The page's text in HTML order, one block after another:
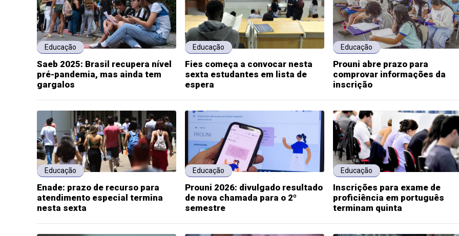
Educação
Saeb 2025: Brasil recupera nível
pré-pandemia, mas ainda tem
gargalos
Educação
Fies começa a convocar nesta
sexta estudantes em lista de
espera
Educação
Prouni abre prazo para
comprovar informações da
inscrição
Educação
Enade: prazo de recurso para
atendimento especial termina
nesta sexta
Educação
Prouni 2026: divulgado resultado
de nova chamada para o 2º
semestre
Educação
Inscrições para exame de
proficiência em português
terminam quinta